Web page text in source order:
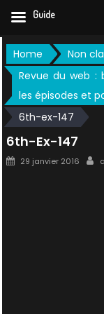
Skip
to
content
Home
Non
Revue du web :
les épisodes et
6th-ex-147
6th-Ex-147
Posted
29 janvier 2016
Guide